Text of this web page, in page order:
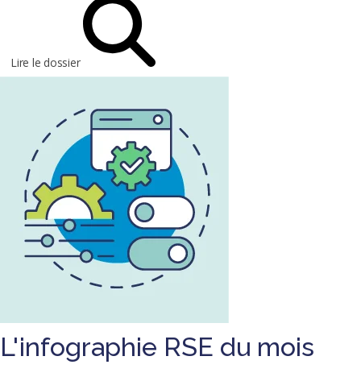
Lire le dossier
L'infographie RSE du mois